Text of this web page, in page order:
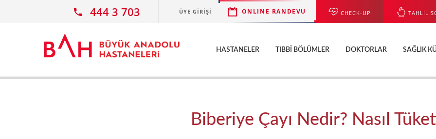
444 3 703 ÜYE GIRIŞI ONLINE RANDEVU CHECK-UP TAHLİL
HASTANELER TIBBI BÖLÜMLER DOKTORLAR SAĞLIK
Biberiye Çayı Nedir? Nasıl